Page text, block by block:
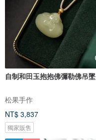
自制和田玉抱抱佛彌勒佛吊墜
松果手作
NT$ 3,837
獨家販售